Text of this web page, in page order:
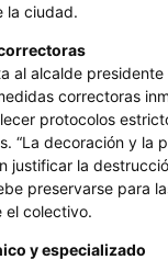
la ciudad.
al alcalde presidente
correctoras
protocolos
“La decoración y la
justificar la
preservarse para
el colectivo.
y especializado